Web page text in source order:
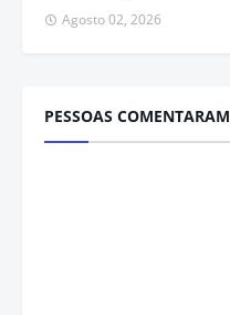
Agosto 02, 2026
PESSOAS COMENTARAM